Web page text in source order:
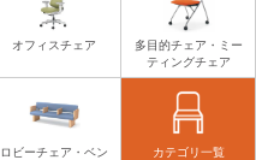
オフィスチェア
多目的チェア・ミー
ティングチェア
ロビーチェア・ベン
カテゴリ一覧